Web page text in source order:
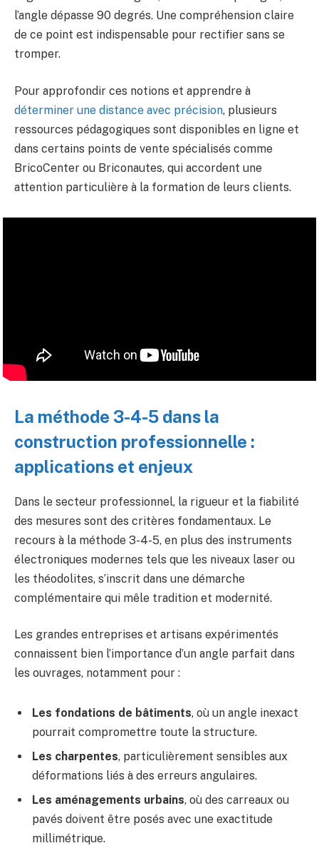
l’angle dépasse 90 degrés. Une compréhension claire
de ce point est indispensable pour rectifier sans se
tromper.
Pour approfondir ces notions et apprendre à
déterminer une distance avec précision, plusieurs
ressources pédagogiques sont disponibles en ligne et
dans certains points de vente spécialisés comme
BricoCenter ou Briconautes, qui accordent une
attention particulière à la formation de leurs clients.
La méthode 3-4-5 dans la
construction professionnelle :
applications et enjeux
Dans le secteur professionnel, la rigueur et la fiabilité
des mesures sont des critères fondamentaux. Le
recours à la méthode 3-4-5, en plus des instruments
électroniques modernes tels que les niveaux laser ou
les théodolites, s’inscrit dans une démarche
complémentaire qui mêle tradition et modernité.
Les grandes entreprises et artisans expérimentés
connaissent bien l’importance d’un angle parfait dans
les ouvrages, notamment pour :
Les fondations de bâtiments, où un angle inexact
pourrait compromettre toute la structure.
Les charpentes, particulièrement sensibles aux
déformations liés à des erreurs angulaires.
Les aménagements urbains, où des carreaux ou
pavés doivent être posés avec une exactitude
millimétrique.